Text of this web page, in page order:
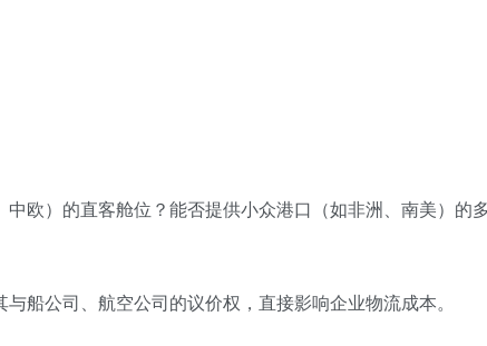
欧）的直客舱位？能否提供小众港口（如非洲、南美）的
船公司、航空公司的议价权，直接影响企业物流成本。